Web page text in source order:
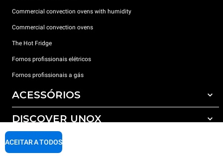
Commercial convection ovens with humidity
Commercial convection ovens
The Hot Fridge
Fornos profissionais elétricos
Fornos profissionais a gás
ACESSÓRIOS
Todos os acessórios
Detergents for automatic washing
Detergents for manual washing
DISCOVER UNOX
Os nossos escritórios no mundo
SUPPORT
ACEITAR A TODOS